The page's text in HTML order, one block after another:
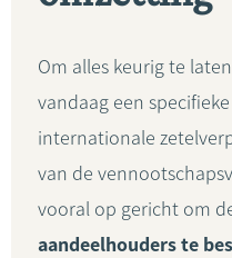
Om alles keurig te
vandaag een
internationale
van de
vooral op gericht om
aandeelhouders te